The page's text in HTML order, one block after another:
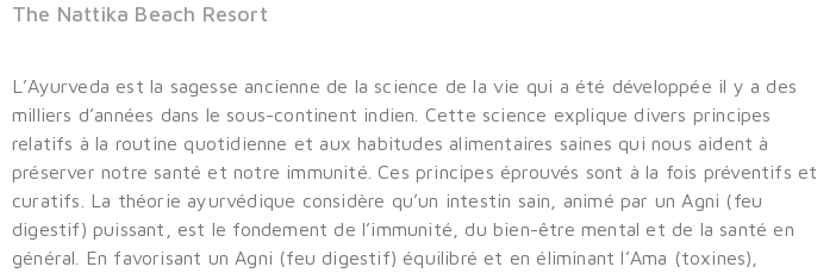
The Nattika Beach Resort
L’Ayurveda est la sagesse ancienne de la science de la vie qui a été développée il y a des
milliers d’années dans le sous-continent indien. Cette science explique divers principes
relatifs à la routine quotidienne et aux habitudes alimentaires saines qui nous aident à
préserver notre santé et notre immunité. Ces principes éprouvés sont à la fois préventifs et
curatifs. La théorie ayurvédique considère qu’un intestin sain, animé par un Agni (feu
digestif) puissant, est le fondement de l’immunité, du bien-être mental et de la santé en
général. En favorisant un Agni (feu digestif) équilibré et en éliminant l’Ama (toxines),